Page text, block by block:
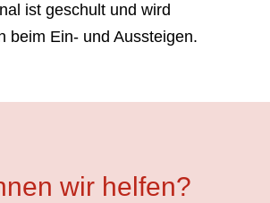
ist geschult und wird
beim Ein- und Aussteigen.
wir helfen?